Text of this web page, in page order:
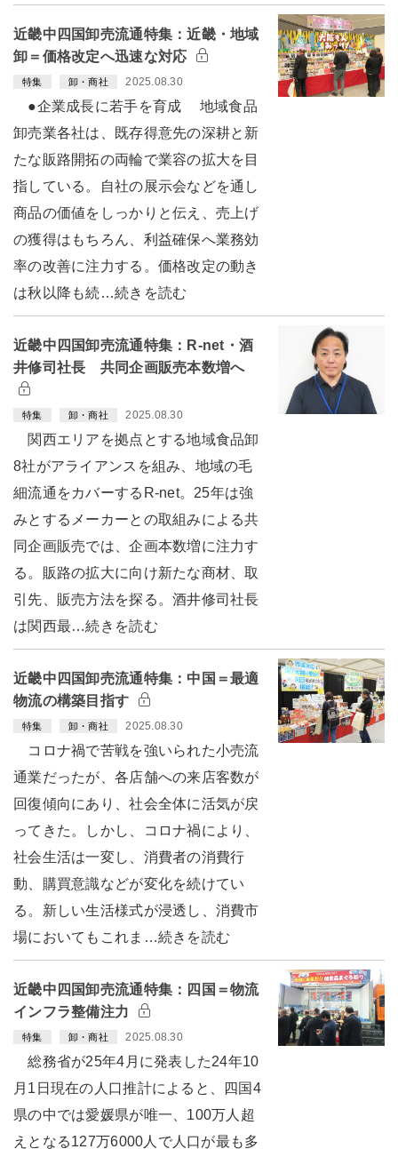
近畿中四国卸売流通特集：近畿・地域
卸＝価格改定へ迅速な対応
特集 卸・商社 2025.08.30
●企業成長に若手を育成 地域食品
卸売業各社は、既存得意先の深耕と新
たな販路開拓の両輪で業容の拡大を目
指している。自社の展示会などを通し
商品の価値をしっかりと伝え、売上げ
の獲得はもちろん、利益確保へ業務効
率の改善に注力する。価格改定の動き
は秋以降も続…続きを読む
近畿中四国卸売流通特集：R-net・酒
井修司社長 共同企画販売本数増へ
特集 卸・商社 2025.08.30
関西エリアを拠点とする地域食品卸
8社がアライアンスを組み、地域の毛
細流通をカバーするR-net。25年は強
みとするメーカーとの取組みによる共
同企画販売では、企画本数増に注力す
る。販路の拡大に向け新たな商材、取
引先、販売方法を探る。酒井修司社長
は関西最…続きを読む
近畿中四国卸売流通特集：中国＝最適
物流の構築目指す
特集 卸・商社 2025.08.30
コロナ禍で苦戦を強いられた小売流
通業だったが、各店舗への来店客数が
回復傾向にあり、社会全体に活気が戻
ってきた。しかし、コロナ禍により、
社会生活は一変し、消費者の消費行
動、購買意識などが変化を続けてい
る。新しい生活様式が浸透し、消費市
場においてもこれま…続きを読む
近畿中四国卸売流通特集：四国＝物流
インフラ整備注力
特集 卸・商社 2025.08.30
総務省が25年4月に発表した24年10
月1日現在の人口推計によると、四国4
県の中では愛媛県が唯一、100万人超
えとなる127万6000人で人口が最も多